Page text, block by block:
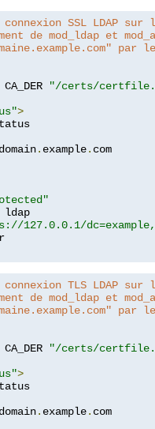
SSL LDAP
de mod_ldap et
par
CA_DER
"/certs/
>
. example. com
ldap
127.0.0.1/
TLS LDAP
de mod_ldap et
par
CA_DER
"/certs/
>
. example. com